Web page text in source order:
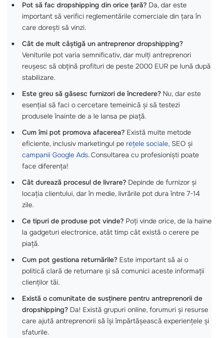
Pot să fac dropshipping din orice țară? Da, dar este
important să verifici reglementările comerciale din țara în
care dorești să vinzi.
Cât de mult câștigă un antreprenor dropshipping?
Veniturile pot varia semnificativ, dar mulți antreprenori
reușesc să obțină profituri de peste 2000 EUR pe lună după
stabilizare.
Este greu să găsesc furnizori de încredere? Nu, dar este
esențial să faci o cercetare temeinică și să testezi
produsele înainte de a le lansa pe piață.
Cum îmi pot promova afacerea? Există multe metode
eficiente, inclusiv marketingul pe rețele sociale, SEO și
campanii Google Ads. Consultarea cu profesioniști poate
face diferența!
Cât durează procesul de livrare? Depinde de furnizor și
locația clientului, dar în medie, livrările pot dura între 7-14
zile.
Ce tipuri de produse pot vinde? Poți vinde orice, de la haine
la gadgeturi electronice, atât timp cât există o cerere pe
piață.
Cum pot gestiona returnările? Este important să ai o
politică clară de returnare și să comunici aceste informații
clienților tăi.
Există o comunitate de susținere pentru antreprenorii de
dropshipping? Da! Există grupuri online, forumuri și resurse
care ajută antreprenorii să își împărtășească experiențele și
sfaturile.